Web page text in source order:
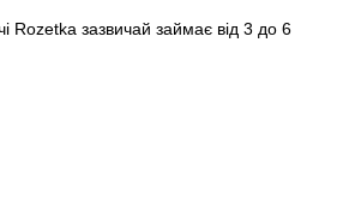
Rozetka зазвичай займає від 3 до 6